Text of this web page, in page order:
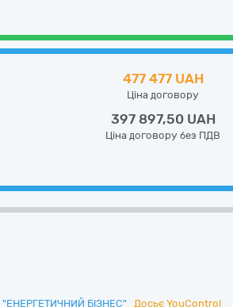
477 477 UAH
Ціна договору
397 897,50 UAH
Ціна договору без ПДВ
БІЗНЕС"
Досьє YouControl